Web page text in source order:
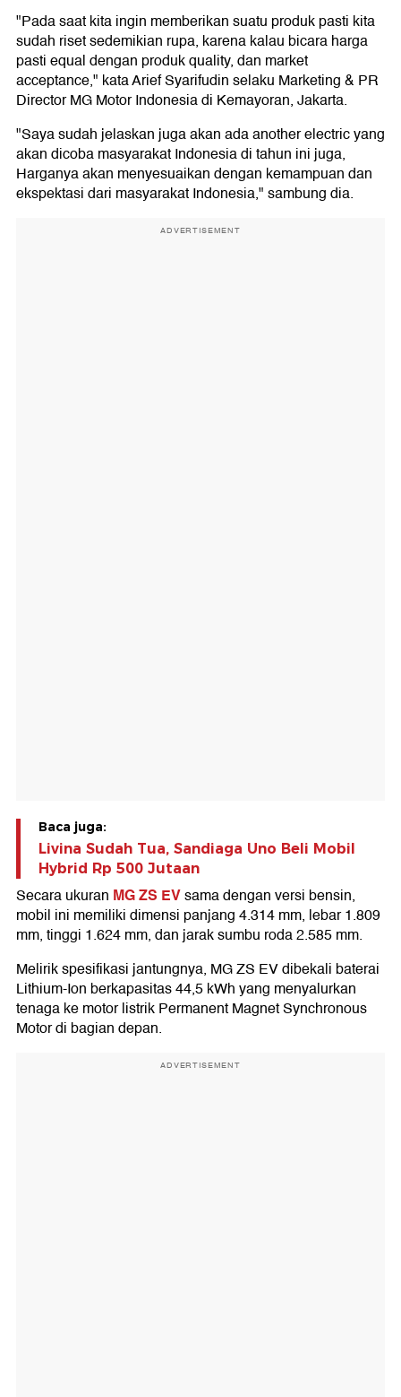
"Pada saat kita ingin memberikan suatu produk pasti kita
sudah riset sedemikian rupa, karena kalau bicara harga
pasti equal dengan produk quality, dan market
acceptance," kata Arief Syarifudin selaku Marketing & PR
Director MG Motor Indonesia di Kemayoran, Jakarta.
"Saya sudah jelaskan juga akan ada another electric yang
akan dicoba masyarakat Indonesia di tahun ini juga,
Harganya akan menyesuaikan dengan kemampuan dan
ekspektasi dari masyarakat Indonesia," sambung dia.
ADVERTISEMENT
Baca juga:
Livina Sudah Tua, Sandiaga Uno Beli Mobil
Hybrid Rp 500 Jutaan
Secara ukuran MG ZS EVsama dengan versi bensin,
mobil ini memiliki dimensi panjang 4.314 mm, lebar 1.809
mm, tinggi 1.624 mm, dan jarak sumbu roda 2.585 mm.
Melirik spesifikasi jantungnya, MG ZS EV dibekali baterai
Lithium-Ion berkapasitas 44,5 kWh yang menyalurkan
tenaga ke motor listrik Permanent Magnet Synchronous
Motor di bagian depan.
ADVERTISEMENT